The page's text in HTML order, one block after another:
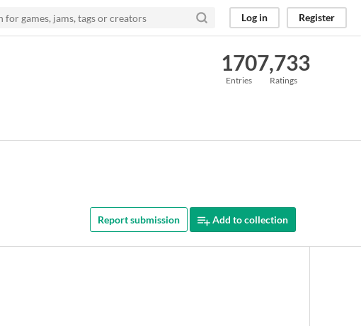
Log in Register
170
Entries
7,733
Ratings
Report submission Add to collection